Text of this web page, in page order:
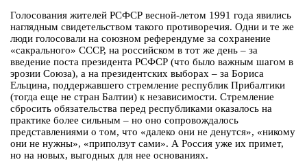
Голосования жителей РСФСР весной-летом 1991 года явились
наглядным свидетельством такого противоречия. Одни и те же
люди голосовали на союзном референдуме за сохранение
«сакрального» СССР, на российском в тот же день – за
введение поста президента РСФСР (что было важным шагом в
эрозии Союза), а на президентских выборах – за Бориса
Ельцина, поддержавшего стремление республик Прибалтики
(тогда еще не стран Балтии) к независимости. Стремление
сбросить обязательства перед республиками оказалось на
практике более сильным – но оно сопровождалось
представлениями о том, что «далеко они не денутся», «никому
они не нужны», «приползут сами». А Россия уже их примет,
но на новых, выгодных для нее основаниях.